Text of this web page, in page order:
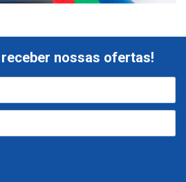
nossas ofertas!